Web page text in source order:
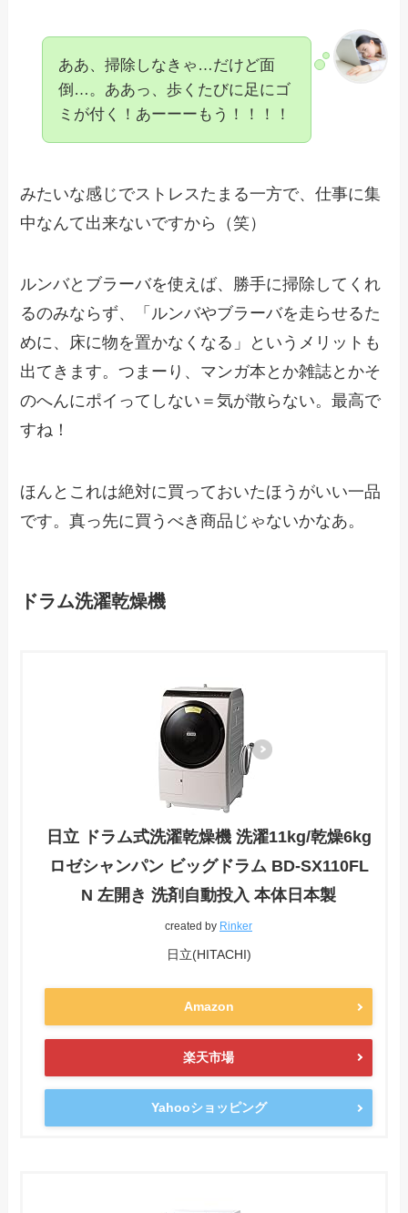
ああ、掃除しなきゃ…だけど面
倒…。ああっ、歩くたびに足にゴ
ミが付く！あーーーもう！！！！
みたいな感じでストレスたまる一方で、仕事に集
中なんて出来ないですから（笑）
ルンバとブラーバを使えば、勝手に掃除してくれ
るのみならず、「ルンバやブラーバを走らせるた
めに、床に物を置かなくなる」というメリットも
出てきます。つまーり、マンガ本とか雑誌とかそ
のへんにポイってしない＝気が散らない。最高で
すね！
ほんとこれは絶対に買っておいたほうがいい一品
です。真っ先に買うべき商品じゃないかなあ。
ドラム洗濯乾燥機
日立 ドラム式洗濯乾燥機 洗濯11kg/乾燥6kg
ロゼシャンパン ビッグドラム BD-SX110FL
N 左開き 洗剤自動投入 本体日本製
created by Rinker
日立(HITACHI)
Amazon
楽天市場
Yahooショッピング